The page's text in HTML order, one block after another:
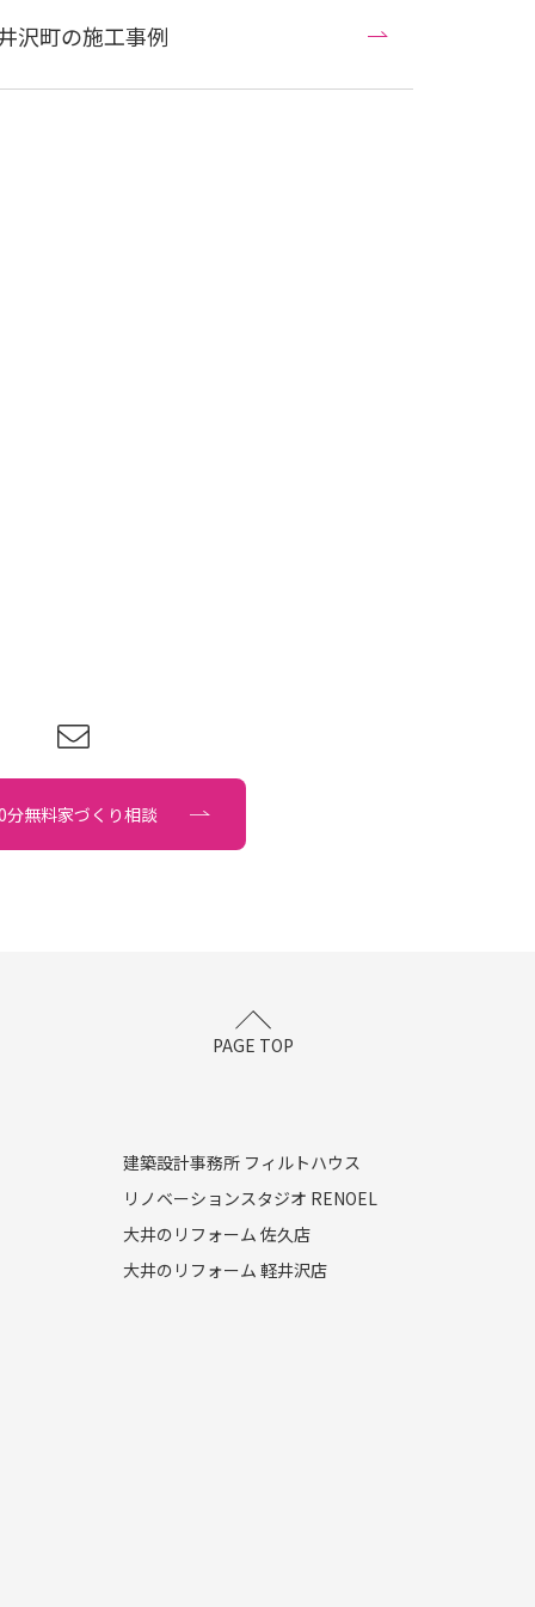
沢町の施工事例
分無料家づくり相談
PAGE TOP
建築設計事務所 フィルトハウス
リノベーションスタジオ RENOEL
大井のリフォーム 佐久店
大井のリフォーム 軽井沢店